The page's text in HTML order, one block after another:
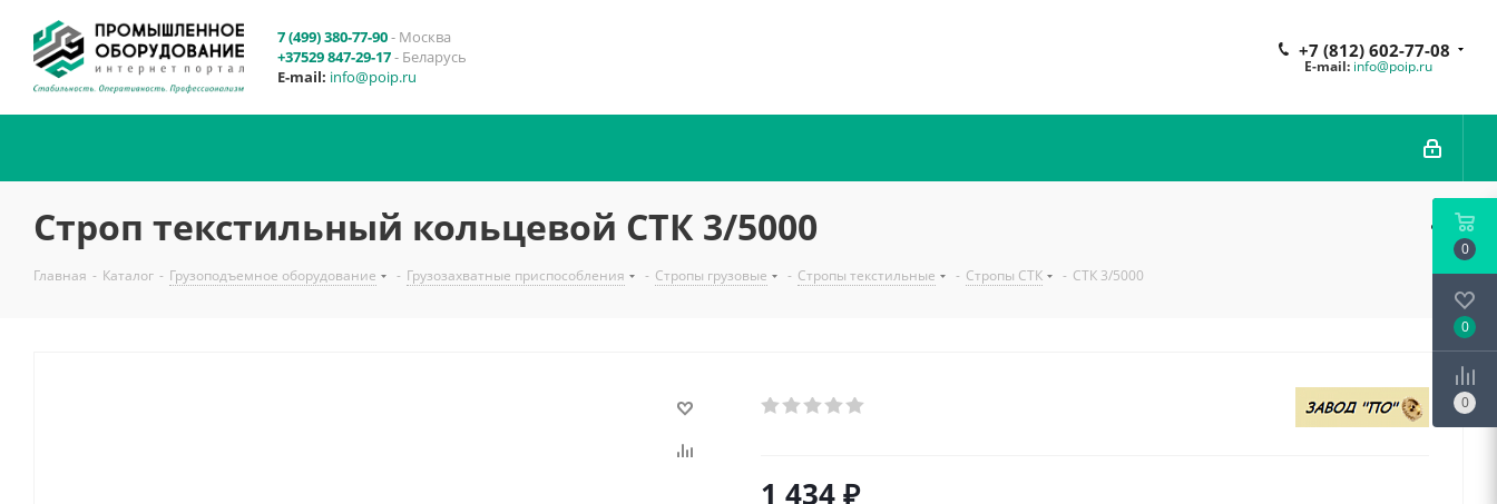
7 (499) 380-77-90- Москва
+37529 847-29-17- Беларусь
E-mail: info@poip.ru
+7 (812) 602-77-08
E-mail: info@poip.ru
Строп текстильный кольцевой СТК 3/5000
Главная - Каталог - Грузоподъемное оборудование - Грузозахватные приспособления - Стропы грузовые - Стропы текстильные - Стропы СТК - СТК 3/5000
1 434₽
0
0
0